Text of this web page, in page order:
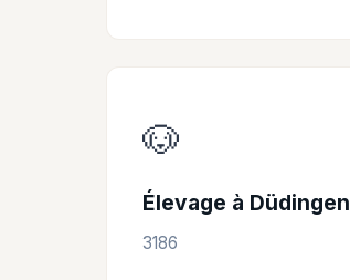
🐶
Élevage à Düdingen
3186